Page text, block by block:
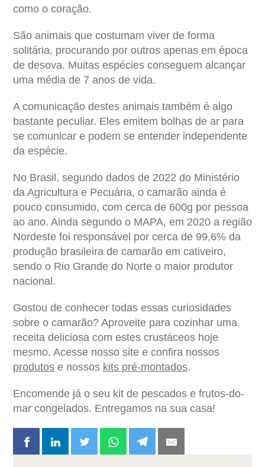
como o coração.
São animais que costumam viver de forma
solitária, procurando por outros apenas em época
de desova. Muitas espécies conseguem alcançar
uma média de 7 anos de vida.
A comunicação destes animais também é algo
bastante peculiar. Eles emitem bolhas de ar para
se comunicar e podem se entender independente
da espécie.
No Brasil, segundo dados de 2022 do Ministério
da Agricultura e Pecuária, o camarão ainda é
pouco consumido, com cerca de 600g por pessoa
ao ano. Ainda segundo o MAPA, em 2020 a região
Nordeste foi responsável por cerca de 99,6% da
produção brasileira de camarão em cativeiro,
sendo o Rio Grande do Norte o maior produtor
nacional.
Gostou de conhecer todas essas curiosidades
sobre o camarão? Aproveite para cozinhar uma
receita deliciosa com estes crustáceos hoje
mesmo. Acesse nosso site e confira nossos
produtos e nossos kits pré-montados.
Encomende já o seu kit de pescados e frutos-do-
mar congelados. Entregamos na sua casa!